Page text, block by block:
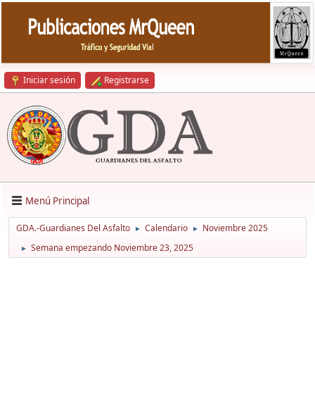
Iniciar sesión Registrarse
Menú Principal
GDA.-Guardianes Del Asfalto ► Calendario ► Noviembre 2025
► Semana empezando Noviembre 23, 2025